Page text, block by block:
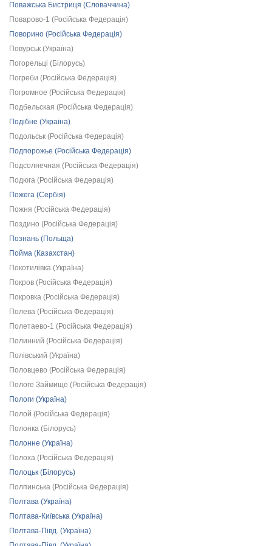
Поважська Бистриця (Словаччина)
Поварово-1 (Російська Федерація)
Поворино (Російська Федерація)
Повурськ (Україна)
Погорельці (Білорусь)
Погреби (Російська Федерація)
Погромное (Російська Федерація)
Подбельская (Російська Федерація)
Подібне (Україна)
Подольськ (Російська Федерація)
Подпорожье (Російська Федерація)
Подсолнечная (Російська Федерація)
Подюга (Російська Федерація)
Пожега (Сербія)
Пожня (Російська Федерація)
Поздино (Російська Федерація)
Познань (Польща)
Пойма (Казахстан)
Покотилівка (Україна)
Покров (Російська Федерація)
Покровка (Російська Федерація)
Полева (Російська Федерація)
Полетаево-1 (Російська Федерація)
Полинний (Російська Федерація)
Полівський (Україна)
Половцево (Російська Федерація)
Пологе Займище (Російська Федерація)
Пологи (Україна)
Полой (Російська Федерація)
Полонка (Білорусь)
Полонне (Україна)
Полоха (Російська Федерація)
Полоцьк (Білорусь)
Полпинська (Російська Федерація)
Полтава (Україна)
Полтава-Київська (Україна)
Полтава-Півд. (Україна)